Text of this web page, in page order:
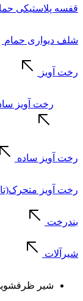
قفسه پلاستیکی
شلف دیواری حمام
رخت آویز
رخت آویز
رخت آویز ساده
رخت آویز
بندرخت
شیرآلات
شیر